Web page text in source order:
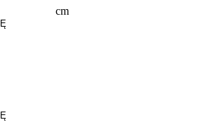
cm